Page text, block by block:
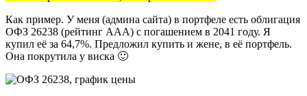
Как пример. У меня (админа сайта) в портфеле есть облигация
ОФЗ 26238 (рейтинг ААА) с погашением в 2041 году. Я
купил её за 64,7%. Предложил купить и жене, в её портфель.
Она покрутила у виска 🙂